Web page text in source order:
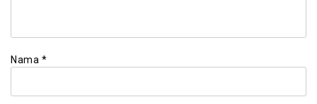
Nama *